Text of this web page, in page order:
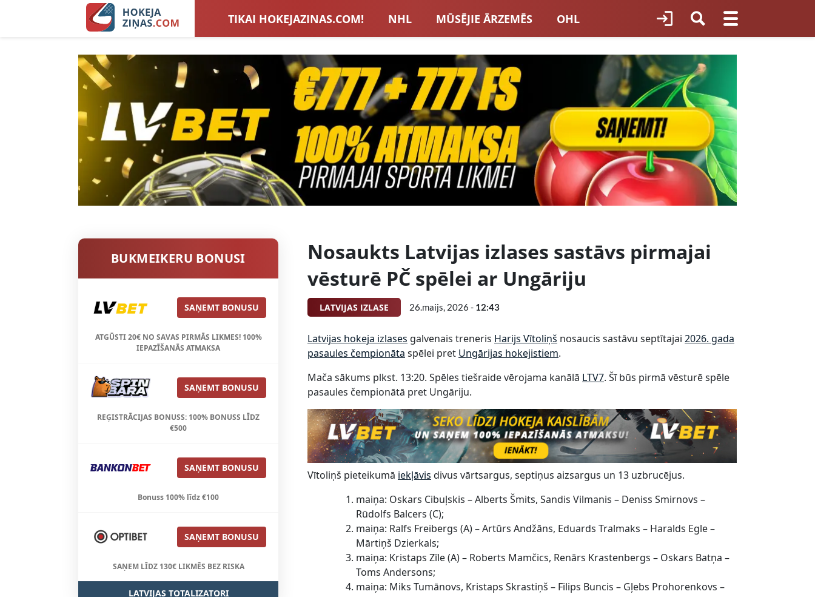
TIKAI HOKEJAZINAS.COM! NHL MŪSĒJIE ĀRZEMĒS OHL
LATVIJAS IZLASE EIROPA LVBET BONUSI JAUNATNES HOKEJS
SIEVIEŠU HOKEJS BLOGI INTERVIJAS TOTALIZATORI LATVIJĀ
TOTALIZATORU BONUSI VISAS ZIŅAS
BUKMEIKERU BONUSI
SAŅEMT BONUSU
ATGŪSTI 20€ NO SAVAS PIRMĀS LIKMES! 100%
IEPAZĪŠANĀS ATMAKSA
SAŅEMT BONUSU
REĢISTRĀCIJAS BONUSS: 100% BONUSS LĪDZ
€500
SAŅEMT BONUSU
Bonuss 100% līdz €100
SAŅEMT BONUSU
SAŅEM LĪDZ 130€ LIKMĒS BEZ RISKA
LATVIJAS TOTALIZATORI
Nosaukts Latvijas izlases sastāvs pirmajai
vēsturē PČ spēlei ar Ungāriju
LATVIJAS IZLASE 26.maijs, 2026 - 12:43
Latvijas hokeja izlases galvenais treneris Harijs Vītoliņš nosaucis sastāvu septītajai 2026. gada
pasaules čempionāta spēlei pret Ungārijas hokejistiem.
Mača sākums plkst. 13:20. Spēles tiešraide vērojama kanālā LTV7. Šī būs pirmā vēsturē spēle
pasaules čempionātā pret Ungāriju.
Vītoliņš pieteikumā iekļāvis divus vārtsargus, septiņus aizsargus un 13 uzbrucējus.
maiņa: Oskars Cibuļskis – Alberts Šmits, Sandis Vilmanis – Deniss Smirnovs –
Rūdolfs Balcers (C);
maiņa: Ralfs Freibergs (A) – Artūrs Andžāns, Eduards Tralmaks – Haralds Egle –
Mārtiņš Dzierkals;
maiņa: Kristaps Zīle (A) – Roberts Mamčics, Renārs Krastenbergs – Oskars Batņa –
Toms Andersons;
maiņa: Miks Tumānovs, Kristaps Skrastiņš – Filips Buncis – Gļebs Prohorenkovs –